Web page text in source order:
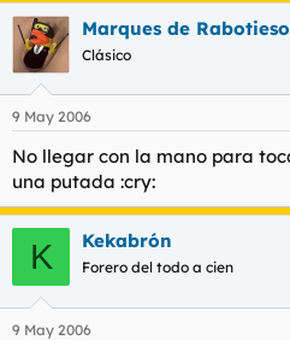
Marques de Rabotieso
Clásico
9 May 2006
No llegar con la mano para
una putada :cry:
K Kekabrón
Forero del todo a cien
9 May 2006